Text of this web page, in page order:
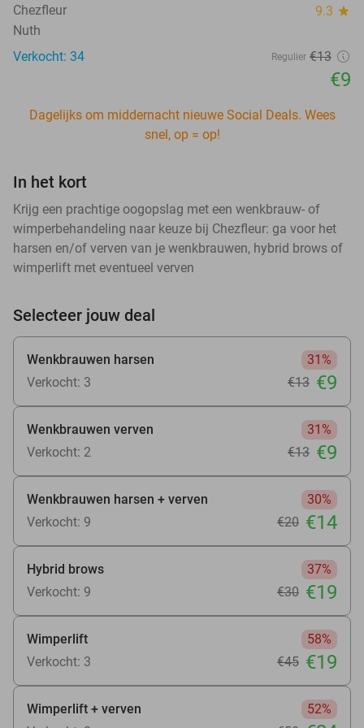
Chezfleur 9.3 star
Nuth
Verkocht: 34
Regulier €13
€9
Dagelijks om middernacht nieuwe Social Deals. Wees
snel, op = op!
In het kort
Krijg een prachtige oogopslag met een wenkbrauw- of
wimperbehandeling naar keuze bij Chezfleur: ga voor het
harsen en/of verven van je wenkbrauwen, hybrid brows of
wimperlift met eventueel verven
Selecteer jouw deal
Wenkbrauwen harsen
31%
Verkocht: 3
€13 €9
Wenkbrauwen verven
31%
Verkocht: 2
€13 €9
Wenkbrauwen harsen + verven
30%
Verkocht: 9
€20 €14
Hybrid brows
37%
Verkocht: 9
€30 €19
Wimperlift
58%
Verkocht: 3
€45 €19
Wimperlift + verven
52%